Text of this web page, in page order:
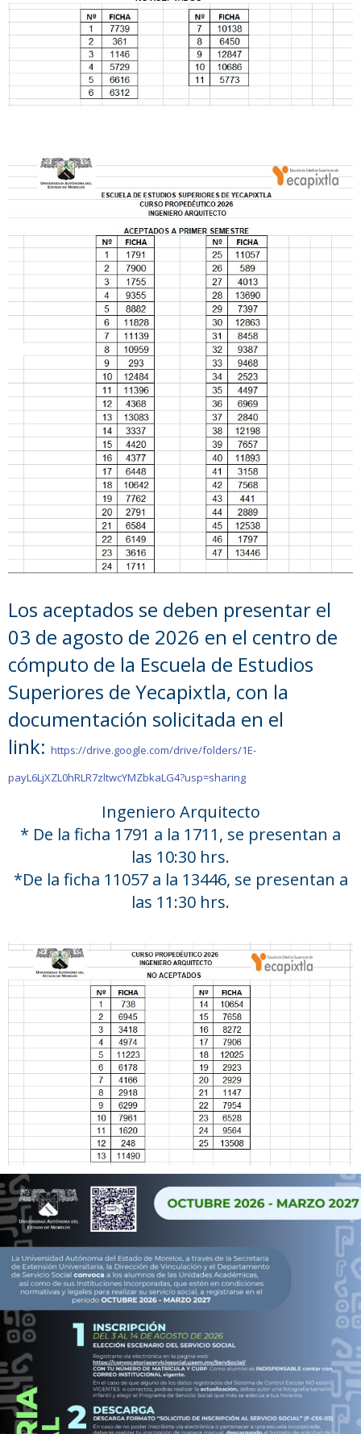
Los aceptados se deben presentar el
03 de agosto de 2026 en el centro de
cómputo de la Escuela de Estudios
Superiores de Yecapixtla, con la
documentación solicitada en el
link: https://drive.google.com/drive/folders/1E-
payL6LjXZL0hRLR7zltwcYMZbkaLG4?usp=sharing
Ingeniero Arquitecto
* De la ficha 1791 a la 1711, se presentan a
las 10:30 hrs.
*De la ficha 11057 a la 13446, se presentan a
las 11:30 hrs.